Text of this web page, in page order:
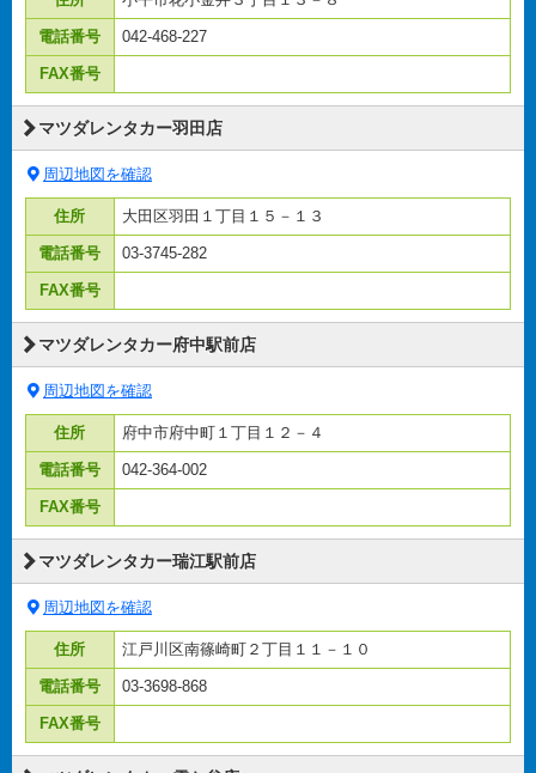
電話番号 042-468-227
FAX番号
マツダレンタカー羽田店
周辺地図を確認
住所 大田区羽田１丁目１５－１３
電話番号 03-3745-282
FAX番号
マツダレンタカー府中駅前店
周辺地図を確認
住所 府中市府中町１丁目１２－４
電話番号 042-364-002
FAX番号
マツダレンタカー瑞江駅前店
周辺地図を確認
住所 江戸川区南篠崎町２丁目１１－１０
電話番号 03-3698-868
FAX番号